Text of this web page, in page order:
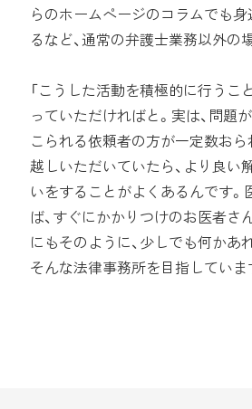
らのホームページのコラムでも
るなど、通常の弁護士業務以外の
「こうした活動を積極的に行うこ
っていただければと。実は、問
こられる依頼者の方が一定数お
越しいただいていたら、より良
いをすることがよくあるんです
ば、すぐにかかりつけのお医者
にもそのように、少しでも何かあ
そんな法律事務所を目指していま